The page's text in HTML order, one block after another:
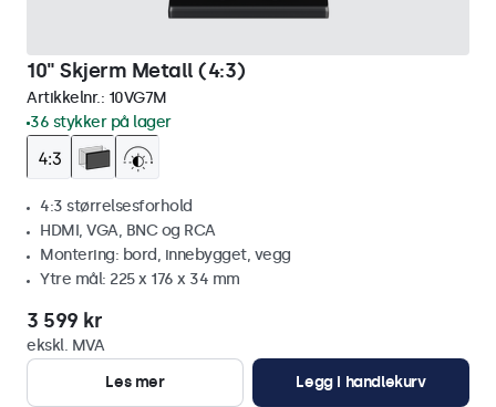
10" Skjerm Metall (4:3)
Artikkelnr.: 10VG7M
36 stykker på lager
4:3 størrelsesforhold
HDMI, VGA, BNC og RCA
Montering: bord, innebygget, vegg
Ytre mål: 225 x 176 x 34 mm
3 599 kr
ekskl. MVA
Les mer
Legg i handlekurv